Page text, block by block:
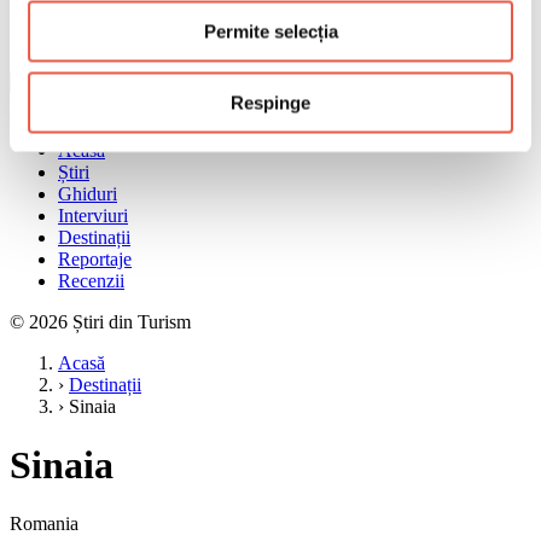
Permite selecția
Respinge
Acasă
Știri
Ghiduri
Interviuri
Destinații
Reportaje
Recenzii
© 2026 Știri din Turism
Acasă
› Destinații
› Sinaia
Sinaia
Romania